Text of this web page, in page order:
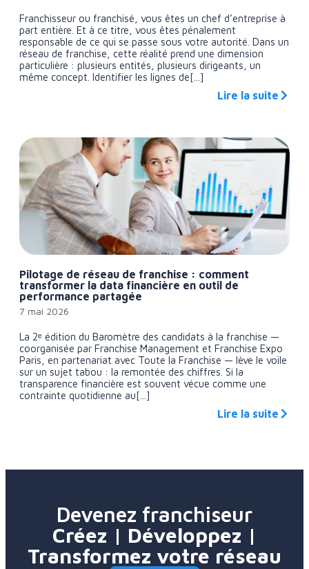
Franchisseur ou franchisé, vous êtes un chef d’entreprise à
part entière. Et à ce titre, vous êtes pénalement
responsable de ce qui se passe sous votre autorité. Dans un
réseau de franchise, cette réalité prend une dimension
particulière : plusieurs entités, plusieurs dirigeants, un
même concept. Identifier les lignes de[...]
Lire la suite
Pilotage de réseau de franchise : comment
transformer la data financière en outil de
performance partagée
7 mai 2026
La 2ᵉ édition du Baromètre des candidats à la franchise —
coorganisée par Franchise Management et Franchise Expo
Paris, en partenariat avec Toute la Franchise — lève le voile
sur un sujet tabou : la remontée des chiffres. Si la
transparence financière est souvent vécue comme une
contrainte quotidienne au[...]
Lire la suite
Devenez franchiseur
Créez | Développez |
Transformez votre réseau